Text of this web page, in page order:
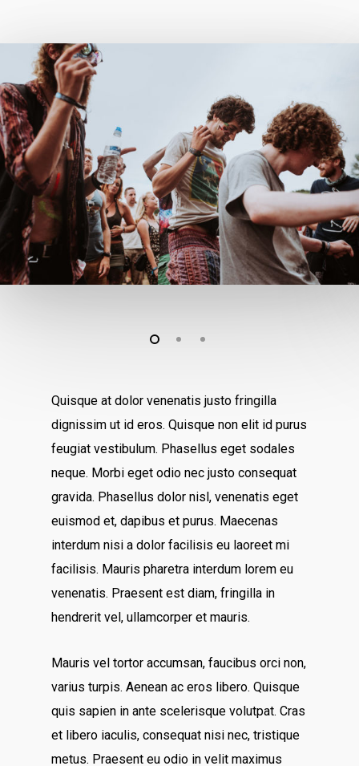
Quisque at dolor venenatis justo fringilla
dignissim ut id eros. Quisque non elit id purus
feugiat vestibulum. Phasellus eget sodales
neque. Morbi eget odio nec justo consequat
gravida. Phasellus dolor nisl, venenatis eget
euismod et, dapibus et purus. Maecenas
interdum nisi a dolor facilisis eu laoreet mi
facilisis. Mauris pharetra interdum lorem eu
venenatis. Praesent est diam, fringilla in
hendrerit vel, ullamcorper et mauris.
Mauris vel tortor accumsan, faucibus orci non,
varius turpis. Aenean ac eros libero. Quisque
quis sapien in ante scelerisque volutpat. Cras
et libero iaculis, consequat nisi nec, tristique
metus. Praesent eu odio in velit maximus